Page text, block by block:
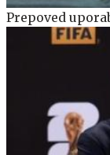
Prepoved